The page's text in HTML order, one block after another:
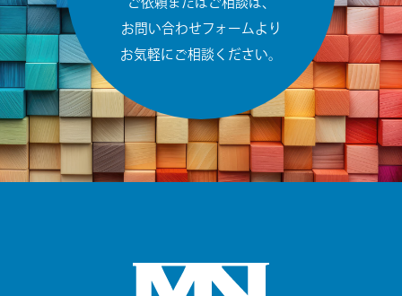
お問い合わせフォームより
お気軽にご相談ください。